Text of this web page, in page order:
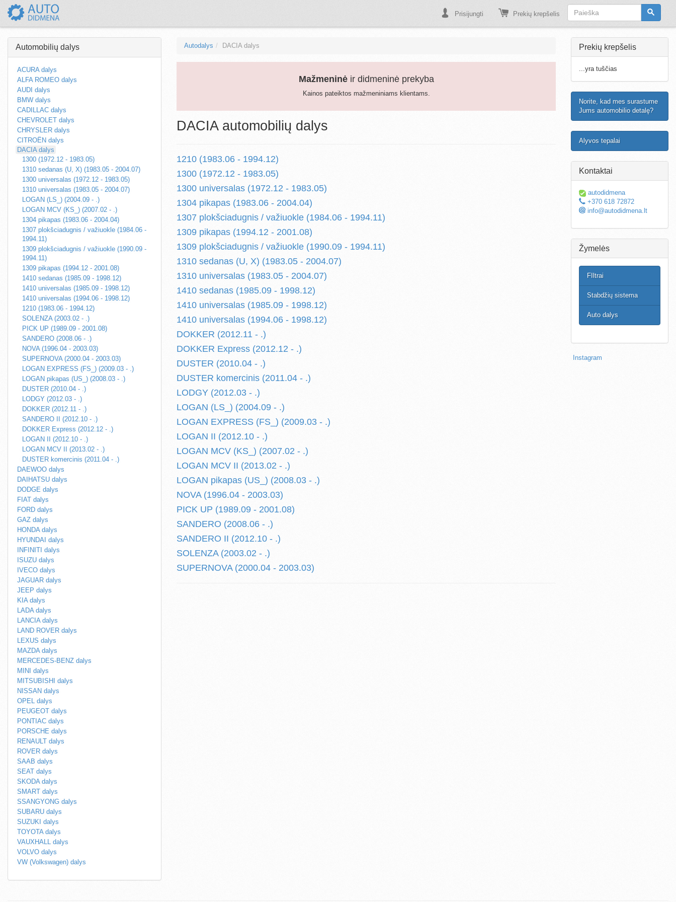
Prisijungti Prekių krepšelis
Automobilių dalys
ACURA dalys
ALFA ROMEO dalys
AUDI dalys
BMW dalys
CADILLAC dalys
CHEVROLET dalys
CHRYSLER dalys
CITROËN dalys
DACIA dalys
1300 (1972.12 - 1983.05)
1310 sedanas (U, X) (1983.05 - 2004.07)
1300 universalas (1972.12 - 1983.05)
1310 universalas (1983.05 - 2004.07)
LOGAN (LS_) (2004.09 - .)
LOGAN MCV (KS_) (2007.02 - .)
1304 pikapas (1983.06 - 2004.04)
1307 plokšciadugnis / važiuokle (1984.06 -
1994.11)
1309 plokšciadugnis / važiuokle (1990.09 -
1994.11)
1309 pikapas (1994.12 - 2001.08)
1410 sedanas (1985.09 - 1998.12)
1410 universalas (1985.09 - 1998.12)
1410 universalas (1994.06 - 1998.12)
1210 (1983.06 - 1994.12)
SOLENZA (2003.02 - .)
PICK UP (1989.09 - 2001.08)
SANDERO (2008.06 - .)
NOVA (1996.04 - 2003.03)
SUPERNOVA (2000.04 - 2003.03)
LOGAN EXPRESS (FS_) (2009.03 - .)
LOGAN pikapas (US_) (2008.03 - .)
DUSTER (2010.04 - .)
LODGY (2012.03 - .)
DOKKER (2012.11 - .)
SANDERO II (2012.10 - .)
DOKKER Express (2012.12 - .)
LOGAN II (2012.10 - .)
LOGAN MCV II (2013.02 - .)
DUSTER komercinis (2011.04 - .)
DAEWOO dalys
DAIHATSU dalys
DODGE dalys
FIAT dalys
FORD dalys
GAZ dalys
HONDA dalys
HYUNDAI dalys
INFINITI dalys
ISUZU dalys
IVECO dalys
JAGUAR dalys
JEEP dalys
KIA dalys
LADA dalys
LANCIA dalys
LAND ROVER dalys
LEXUS dalys
MAZDA dalys
MERCEDES-BENZ dalys
MINI dalys
MITSUBISHI dalys
NISSAN dalys
OPEL dalys
PEUGEOT dalys
PONTIAC dalys
PORSCHE dalys
RENAULT dalys
ROVER dalys
SAAB dalys
SEAT dalys
SKODA dalys
SMART dalys
SSANGYONG dalys
SUBARU dalys
SUZUKI dalys
TOYOTA dalys
VAUXHALL dalys
VOLVO dalys
VW (Volkswagen) dalys
Autodalys DACIA dalys
Mažmeninėir didmeninė prekyba
Kainos pateiktos mažmeniniams klientams.
DACIA automobilių dalys
1210 (1983.06 - 1994.12)
1300 (1972.12 - 1983.05)
1300 universalas (1972.12 - 1983.05)
1304 pikapas (1983.06 - 2004.04)
1307 plokšciadugnis / važiuokle (1984.06 - 1994.11)
1309 pikapas (1994.12 - 2001.08)
1309 plokšciadugnis / važiuokle (1990.09 - 1994.11)
1310 sedanas (U, X) (1983.05 - 2004.07)
1310 universalas (1983.05 - 2004.07)
1410 sedanas (1985.09 - 1998.12)
1410 universalas (1985.09 - 1998.12)
1410 universalas (1994.06 - 1998.12)
DOKKER (2012.11 - .)
DOKKER Express (2012.12 - .)
DUSTER (2010.04 - .)
DUSTER komercinis (2011.04 - .)
LODGY (2012.03 - .)
LOGAN (LS_) (2004.09 - .)
LOGAN EXPRESS (FS_) (2009.03 - .)
LOGAN II (2012.10 - .)
LOGAN MCV (KS_) (2007.02 - .)
LOGAN MCV II (2013.02 - .)
LOGAN pikapas (US_) (2008.03 - .)
NOVA (1996.04 - 2003.03)
PICK UP (1989.09 - 2001.08)
SANDERO (2008.06 - .)
SANDERO II (2012.10 - .)
SOLENZA (2003.02 - .)
SUPERNOVA (2000.04 - 2003.03)
Prekių krepšelis
...yra tuščias
Norite, kad mes surastume
Jums automobilio detalę?
Alyvos tepalai
Kontaktai
autodidmena
+370 618 72872
info@autodidmena.lt
Žymelės
FIltrai
Stabdžių sistema
Auto dalys
Instagram